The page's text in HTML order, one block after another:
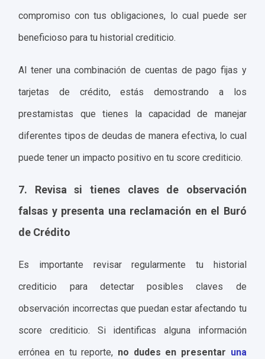
compromiso con tus obligaciones, lo cual puede ser
beneficioso para tu historial crediticio.
Al tener una combinación de cuentas de pago fijas y
tarjetas de crédito, estás demostrando a los
prestamistas que tienes la capacidad de manejar
diferentes tipos de deudas de manera efectiva, lo cual
puede tener un impacto positivo en tu score crediticio.
7. Revisa si tienes claves de observación
falsas y presenta una reclamación en el Buró
de Crédito
Es importante revisar regularmente tu historial
crediticio para detectar posibles claves de
observación incorrectas que puedan estar afectando tu
score crediticio. Si identificas alguna información
errónea en tu reporte, no dudes en presentar una